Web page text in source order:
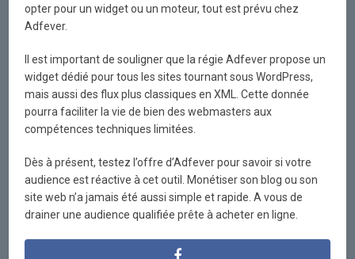
opter pour un widget ou un moteur, tout est prévu chez
Adfever.
Il est important de souligner que la régie Adfever propose un
widget dédié pour tous les sites tournant sous WordPress,
mais aussi des flux plus classiques en XML. Cette donnée
pourra faciliter la vie de bien des webmasters aux
compétences techniques limitées.
Dès à présent, testez l’offre d’Adfever pour savoir si votre
audience est réactive à cet outil. Monétiser son blog ou son
site web n’a jamais été aussi simple et rapide. A vous de
drainer une audience qualifiée prête à acheter en ligne.